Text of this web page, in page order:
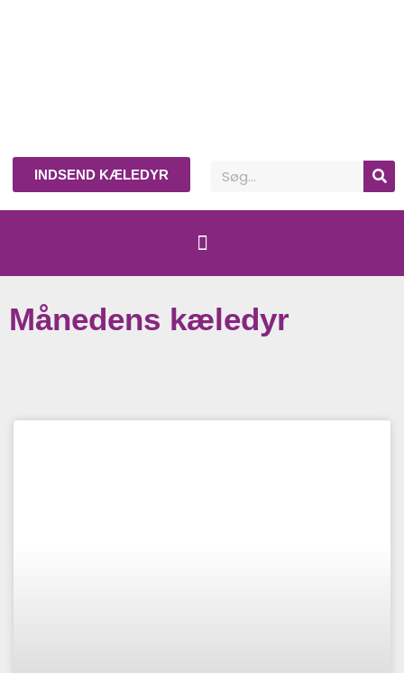
INDSEND KÆLEDYR
Månedens kæledyr